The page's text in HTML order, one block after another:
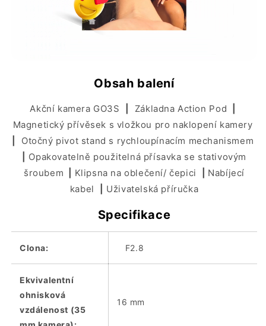
Obsah balení
Akční kamera GO3S Základna Action Pod
Magnetický přívěsek s vložkou pro naklopení kamery
Otočný pivot stand s rychloupínacím mechanismem
Opakovatelně použitelná přísavka se stativovým
šroubem
Klipsna na oblečení/ čepici
Nabíjecí
kabel
Uživatelská příručka
Specifikace
Clona: F2.8
Ekvivalentní
ohnisková
vzdálenost (35
16 mm